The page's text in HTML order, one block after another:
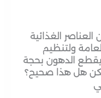
الغذائية
ولتنظيم
الدهون بحجة
هل هذا صحيح؟